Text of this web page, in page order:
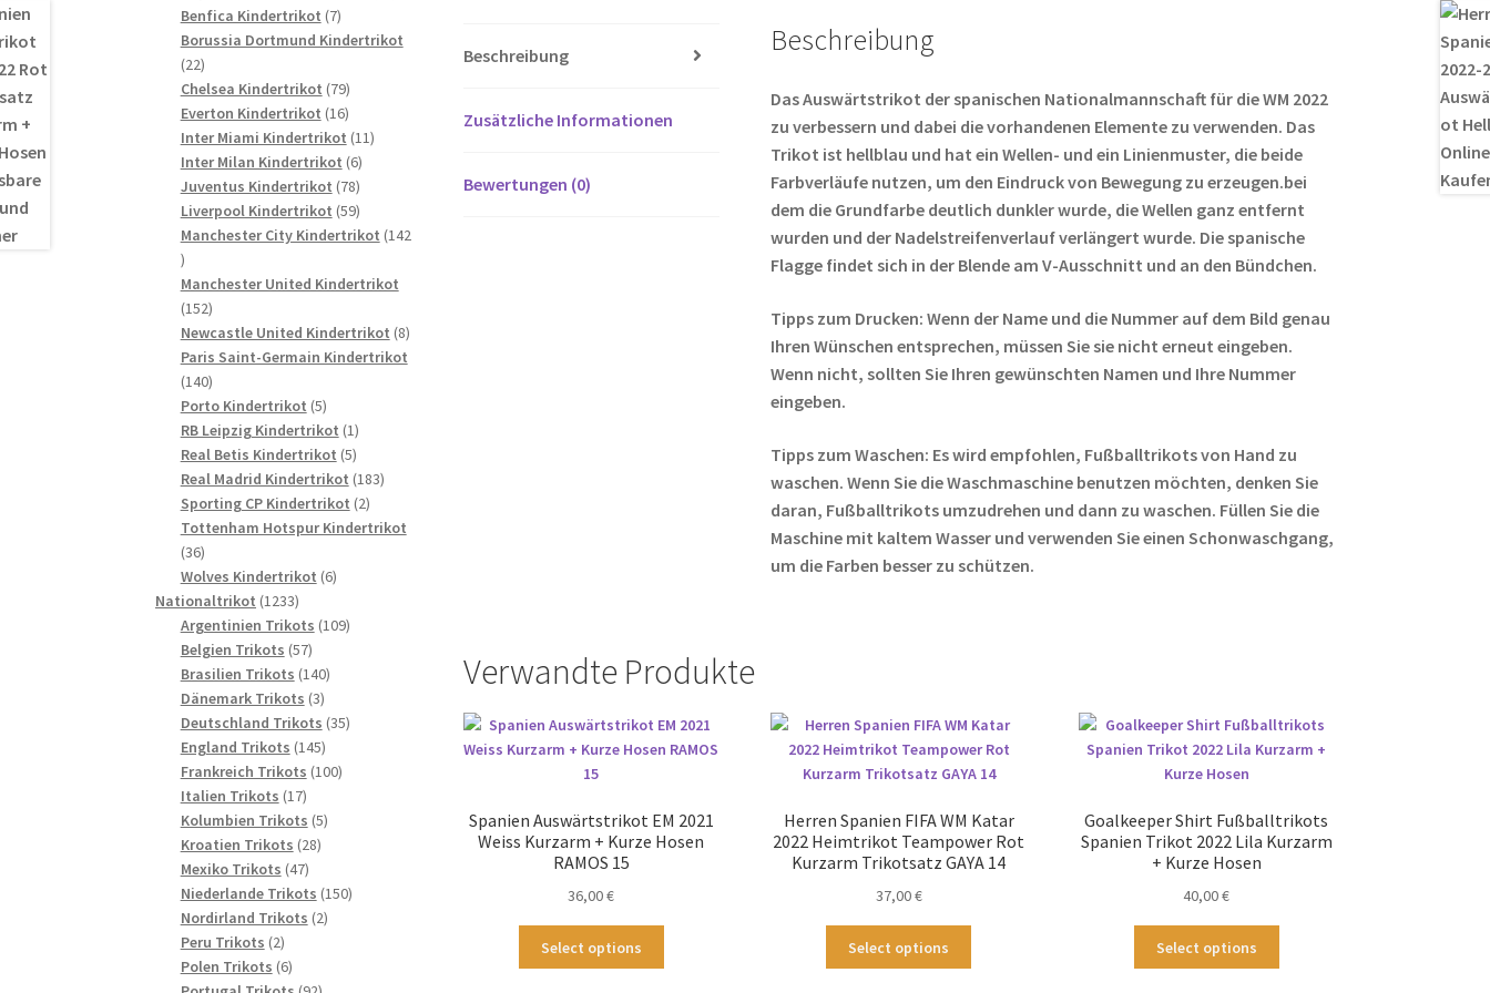
o
k
Beschreibung
Zusätzliche Informationen
Bewertungen (0)
Beschreibung
Das Auswärtstrikot der spanischen Nationalmannschaft für die WM 2022
zu verbessern und dabei die vorhandenen Elemente zu verwenden. Das
Trikot ist hellblau und hat ein Wellen- und ein Linienmuster, die beide
Farbverläufe nutzen, um den Eindruck von Bewegung zu erzeugen.bei
dem die Grundfarbe deutlich dunkler wurde, die Wellen ganz entfernt
wurden und der Nadelstreifenverlauf verlängert wurde. Die spanische
Flagge findet sich in der Blende am V-Ausschnitt und an den Bündchen.
Tipps zum Drucken: Wenn der Name und die Nummer auf dem Bild genau
Ihren Wünschen entsprechen, müssen Sie sie nicht erneut eingeben.
Wenn nicht, sollten Sie Ihren gewünschten Namen und Ihre Nummer
eingeben.
Tipps zum Waschen: Es wird empfohlen, Fußballtrikots von Hand zu
waschen. Wenn Sie die Waschmaschine benutzen möchten, denken Sie
daran, Fußballtrikots umzudrehen und dann zu waschen. Füllen Sie die
Maschine mit kaltem Wasser und verwenden Sie einen Schonwaschgang,
um die Farben besser zu schützen.
Verwandte Produkte
Spanien Auswärtstrikot EM 2021
Weiss Kurzarm + Kurze Hosen
RAMOS 15
36,00€
Select options
Herren Spanien FIFA WM Katar
2022 Heimtrikot Teampower Rot
Kurzarm Trikotsatz GAYA 14
37,00€
Select options
Goalkeeper Shirt Fußballtrikots
Spanien Trikot 2022 Lila Kurzarm
+ Kurze Hosen
40,00€
Select options
Benfica Kindertrikot 77
Produkte
Borussia Dortmund Kindertrikot
2222
Produkte
Chelsea Kindertrikot 7979
Produkte
Everton Kindertrikot 1616
Produkte
Inter Miami Kindertrikot 1111
Inter Milan Kindertrikot 66
Produkte
Juventus Kindertrikot 7878
Produkte
Liverpool Kindertrikot 5959
Produkte
Manchester City Kindertrikot 142
142
Produkte
Manchester United Kindertrikot
152152
Produkte
Newcastle United Kindertrikot 88
Produkte
Paris Saint-Germain Kindertrikot
140140
Produkte
Porto Kindertrikot 55
Produkte
RB Leipzig Kindertrikot 11
Produkt
Real Betis Kindertrikot 55
Produkte
Real Madrid Kindertrikot 183183
Sporting CP Kindertrikot 22
Produkte
Tottenham Hotspur Kindertrikot
3636
Produkte
Wolves Kindertrikot 66
Nationaltrikot 12331233
Produkte
Argentinien Trikots 109109
Belgien Trikots 5757
Produkte
Brasilien Trikots 140140
Dänemark Trikots 33
Produkte
Deutschland Trikots 3535
England Trikots 145145
Produkte
Frankreich Trikots 100100
Italien Trikots 1717
Produkte
Kolumbien Trikots 55
Kroatien Trikots 2828
Mexiko Trikots 4747
Produkte
Niederlande Trikots 150150
Nordirland Trikots 22
Peru Trikots 22
Produkte
Polen Trikots 66